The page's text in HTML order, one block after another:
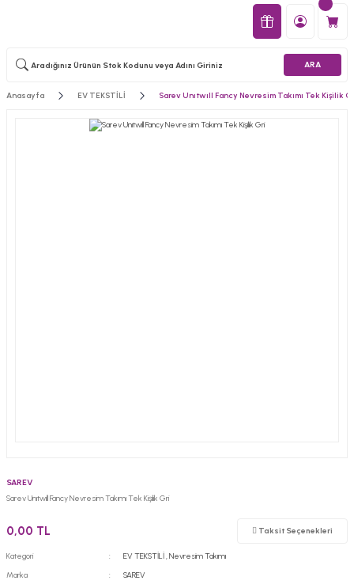
ARA
Anasayfa EV TEKSTİLİ Sarev Unıtwıll Fancy Nevresim Takımı Tek Kişilik
SAREV
Sarev Unıtwıll Fancy Nevresim Takımı Tek Kişilik Gri
0,00 TL Taksit Seçenekleri
Kategori EV TEKSTİLİ,Nevresim Takımı
Marka
SAREV